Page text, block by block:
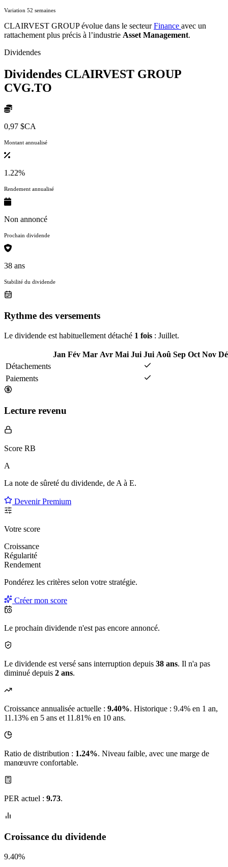
Variation 52 semaines
CLAIRVEST GROUP évolue dans le secteurFinance avec un
rattachement plus précis à l’industrie Asset Management.
Dividendes
Dividendes CLAIRVEST GROUP
CVG.TO
0,97 $CA
Montant annualisé
1.22%
Rendement annualisé
Non annoncé
Prochain dividende
38 ans
Stabilité du dividende
Rythme des versements
Le dividende est habituellement détaché 1 fois : Juillet.
Jan Fév Mar Avr Mai Jui Jui Aoû Sep Oct Nov
Détachements
Paiements
Lecture revenu
Score RB
A
La note de sûreté du dividende, de A à E.
Devenir Premium
Votre score
Croissance
Régularité
Rendement
Pondérez les critères selon votre stratégie.
Créer mon score
Le prochain dividende n'est pas encore annoncé.
Le dividende est versé sans interruption depuis 38 ans. Il n'a pas
diminué depuis 2 ans.
Croissance annualisée actuelle : 9.40%. Historique : 9.4% en 1 an,
11.13% en 5 ans et 11.81% en 10 ans.
Ratio de distribution : 1.24%. Niveau faible, avec une marge de
manœuvre confortable.
PER actuel : 9.73.
Croissance du dividende
9.40%